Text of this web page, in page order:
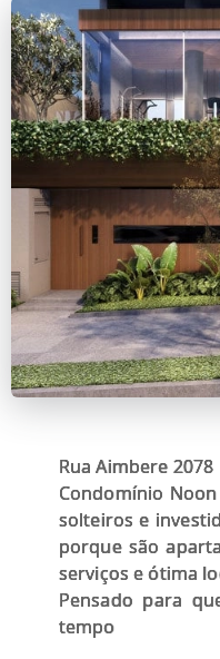
Rua Aimbere 2078
Condomínio
solteiros e
porque são
serviços e ótima
Pensado para
tempo